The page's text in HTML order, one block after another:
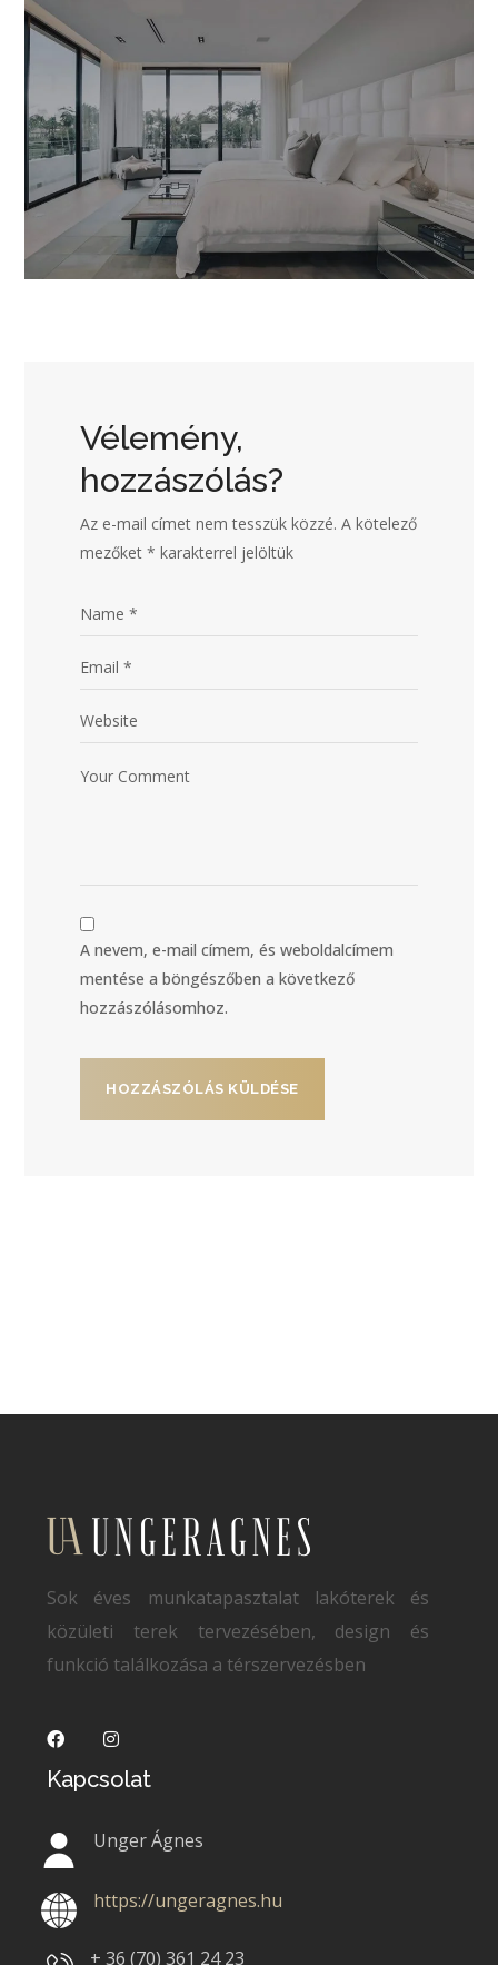
Vélemény,
hozzászólás?
Az e-mail címet nem tesszük közzé. A kötelező
mezőket* karakterrel jelöltük
A nevem, e-mail címem, és weboldalcímem
mentése a böngészőben a következő
hozzászólásomhoz.
Sok éves munkatapasztalat lakóterek és
közületi terek tervezésében, design és
funkció találkozása a térszervezésben
Kapcsolat
Unger Ágnes
https://ungeragnes.hu
+ 36 (70)361 24 23